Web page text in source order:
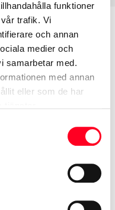
funktioner
trafik. Vi
och annan
medier och
samarbetar med.
med annan
eller som de har
bil?
se om det däck
du köper däck som
se till att kolla
dimension som